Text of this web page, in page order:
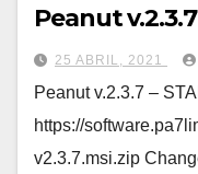
Peanut
25 ABRIL, 2021
Peanut v.2.3.7 –
https://
v2.3.7.msi.zip